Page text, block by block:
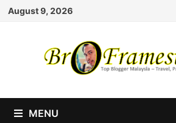
Skip
August 9, 2026
MENU